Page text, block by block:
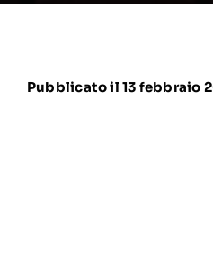
Pubblicato il 13 febbraio